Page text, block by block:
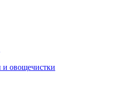
овощечистки